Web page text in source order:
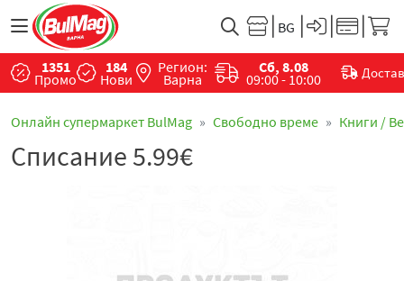
1351
Промо
184
Нови
Регион:
Варна
Сб, 8.08
09:00 - 10:00
Онлайн супермаркет BulMag Свободно време Книги /
Списание 5.99€